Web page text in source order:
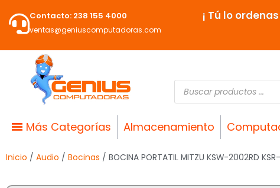
contenido
Contacto: 238 155 4000
ventas@geniuscomputadoras.com
¡ Tú lo
Búsqueda
de
productos
Más Categorías Almacenamiento
Inicio / Audio / Bocinas / BOCINA PORTATIL MITZU KSW-2002RD